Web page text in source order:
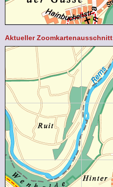
Aktueller Zoomkartenausschnitt